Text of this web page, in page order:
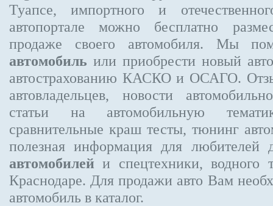
Туапсе, импортного и
автопортале можно бесплатно
продаже своего автомобиля. Мы
автомобиль или приобрести новый
автострахованию КАСКО и ОСАГО.
автовладельцев, новости
статьи на автомобильную
сравнительные краш тесты, тюнинг
полезная информация для любителей
автомобилей и спецтехники, водного
Краснодаре. Для продажи авто Вам
автомобиль в каталог.